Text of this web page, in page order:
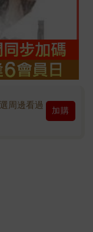
周邊看過
加購